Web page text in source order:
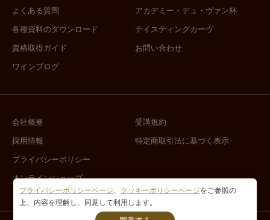
よくある質問
各種資料のダウンロード
資格取得ガイド
ワインブログ
アカデミー・デュ・ヴァン杯
テイスティングカーヴ
お問い合わせ
会社概要
採用情報
プライバシーポリシー
オンラインショップ
受講規約
特定商取引法に基づく表示
プライバシーポリシーページ、 クッキーポリシーページをご参照の
上、内容を理解し、同意して利用します。